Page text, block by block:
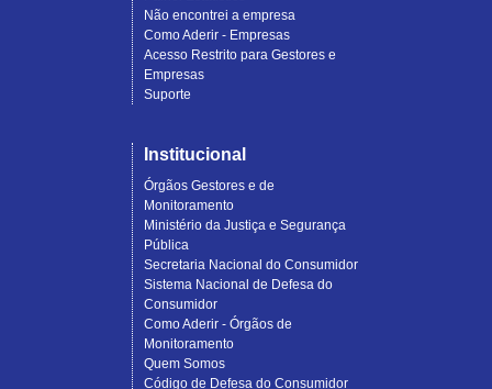
Não encontrei a empresa
Como Aderir - Empresas
Acesso Restrito para Gestores e
Empresas
Suporte
Institucional
Órgãos Gestores e de
Monitoramento
Ministério da Justiça e Segurança
Pública
Secretaria Nacional do Consumidor
Sistema Nacional de Defesa do
Consumidor
Como Aderir - Órgãos de
Monitoramento
Quem Somos
Código de Defesa do Consumidor